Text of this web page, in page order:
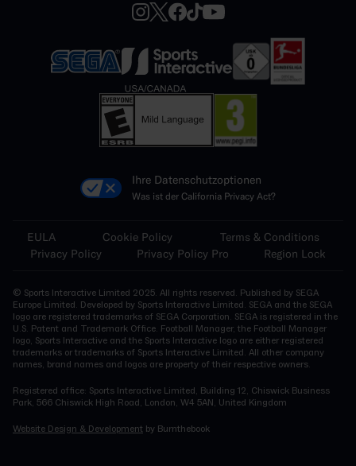
Ihre Datenschutzoptionen
Was ist der California Privacy Act?
EULA Cookie Policy
Terms & Conditions
Privacy Policy
Privacy Policy Pro Region Lock
© Sports Interactive Limited 2025. All rights reserved. Published by SEGA
Europe Limited. Developed by Sports Interactive Limited. SEGA and the SEGA
logo are registered trademarks of SEGA Corporation. SEGA is registered in the
U.S. Patent and Trademark Office. Football Manager, the Football Manager
logo, Sports Interactive and the Sports Interactive logo are either registered
trademarks or trademarks of Sports Interactive Limited. All other company
names, brand names and logos are property of their respective owners.
Registered office: Sports Interactive Limited, Building 12, Chiswick Business
Park, 566 Chiswick High Road, London, W4 5AN, United Kingdom
Website Design & Development by Burnthebook